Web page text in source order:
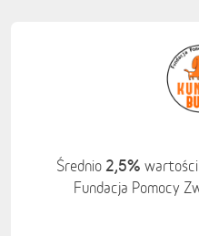
Średnio 2,5%
Fundacja Pomocy